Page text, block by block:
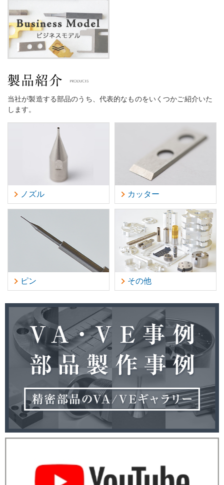
当社が製造する部品のうち、代表的なものをいくつかご紹介いた
します。
ノズル カッター
ピン その他